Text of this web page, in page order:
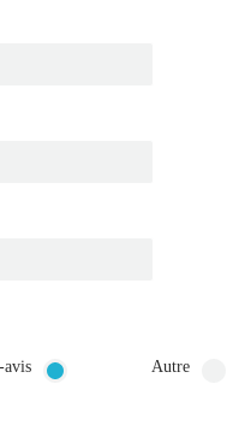
avis Autre